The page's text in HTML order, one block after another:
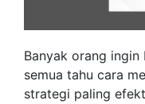
Banyak orang
semua tahu cara
strategi paling